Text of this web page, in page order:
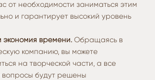
от необходимости заниматься этим
и гарантирует высокий уровень
экономия времени. Обращаясь в
компанию, вы можете
на творческой части, а все
вопросы будут решены